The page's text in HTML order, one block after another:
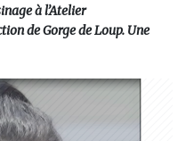
à l’Atelier
de Gorge de Loup. Une